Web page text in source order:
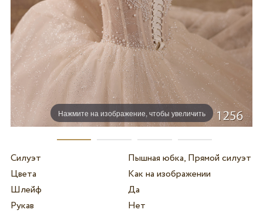
Нажмите на изображение, чтобы увеличить
Силуэт
Пышная юбка, Прямой силуэт
Цвета
Как на изображении
Шлейф
Да
Рукав
Нет